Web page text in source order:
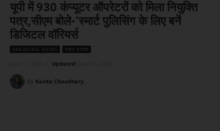
यूपी में 930 कंप्यूटर ऑपरेटरों को मिला नियुक्ति
पत्र,सीएम बोले-‘स्मार्ट पुलिसिंग के लिए बनें
डिजिटल वॉरियर्स
BREAKING NEWS उत्तर प्रदेश
Updated:
By Kavita Choudhary